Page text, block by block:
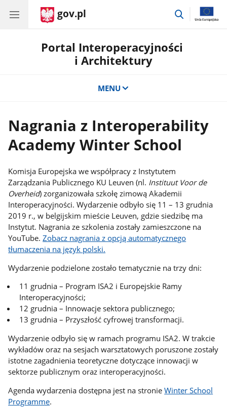
gov.pl
przejdź
Portal Interoperacyjności
i Architektury
MENU
Nagrania z Interoperability
Academy Winter School
Komisja Europejska we współpracy z Instytutem
Zarządzania Publicznego KU Leuven (nl. Instituut Voor de
Overheid) zorganizowała szkołę zimową Akademii
Interoperacyjności. Wydarzenie odbyło się 11 – 13 grudnia
2019 r., w belgijskim mieście Leuven, gdzie siedzibę ma
Instytut. Nagrania ze szkolenia zostały zamieszczone na
YouTube.Zobacz nagrania z opcją automatycznego
tłumaczenia na język polski.
Wydarzenie podzielone zostało tematycznie na trzy dni:
11 grudnia – Program ISA2 i Europejskie Ramy
Interoperacyjności;
12 grudnia – Innowacje sektora publicznego;
13 grudnia – Przyszłość cyfrowej transformacji.
Wydarzenie odbyło się w ramach programu ISA2. W trakcie
wykładów oraz na sesjach warsztatowych poruszone zostały
istotne zagadnienia teoretyczne dotyczące innowacji w
sektorze publicznym oraz interoperacyjności.
Agenda wydarzenia dostępna jest na stronieWinter School
Programme.